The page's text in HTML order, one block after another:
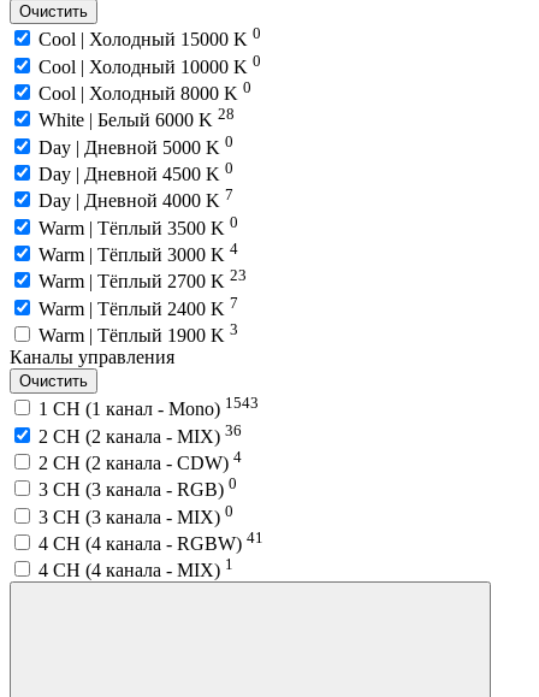
Очистить
Cool | Холодный 15000 K 0
Cool | Холодный 10000 K 0
Cool | Холодный 8000 K 0
White | Белый 6000 K 28
Day | Дневной 5000 K 0
Day | Дневной 4500 K 0
Day | Дневной 4000 K 7
Warm | Тёплый 3500 K 0
Warm | Тёплый 3000 K 4
Warm | Тёплый 2700 K 23
Warm | Тёплый 2400 K 7
Warm | Тёплый 1900 K 3
Каналы управления
Очистить
1 CH (1 канал - Mono) 1543
2 CH (2 канала - MIX) 36
2 CH (2 канала - CDW) 4
3 CH (3 канала - RGB) 0
3 CH (3 канала - MIX) 0
4 CH (4 канала - RGBW) 41
4 CH (4 канала - MIX) 1